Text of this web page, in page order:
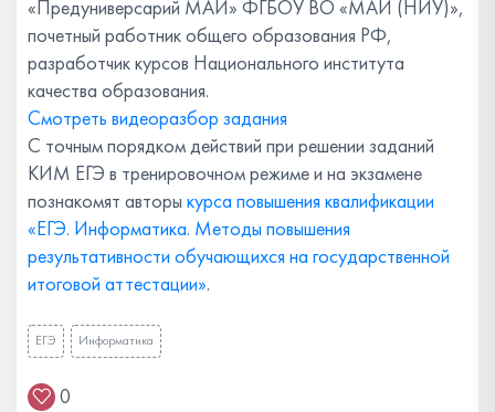
«Предуниверсарий МАИ» ФГБОУ ВО «МАИ (НИУ)»,
почетный работник общего образования РФ,
разработчик курсов Национального института
качества образования.
Смотреть видеоразбор задания
С точным порядком действий при решении заданий
КИМ ЕГЭ в тренировочном режиме и на экзамене
познакомят авторы курса повышения квалификации
«ЕГЭ. Информатика. Методы повышения
результативности обучающихся на государственной
итоговой аттестации».
ЕГЭ Информатика
0